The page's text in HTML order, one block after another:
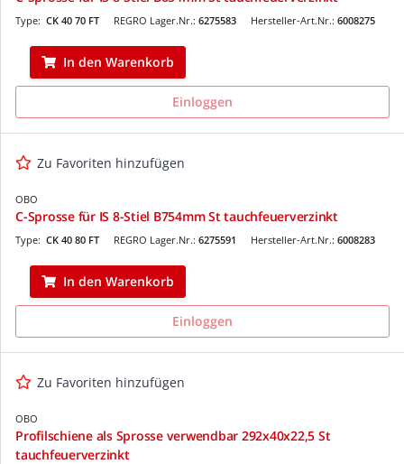
REGRO Lager.Nr.: 6275583
Type: CK 40 70 FT Hersteller-Art.Nr.: 6008275
In den Warenkorb
Einloggen
Zu Favoriten hinzufügen
OBO
C-Sprosse für IS 8-Stiel B754mm St tauchfeuerverzinkt
REGRO Lager.Nr.: 6275591
Type: CK 40 80 FT Hersteller-Art.Nr.: 6008283
In den Warenkorb
Einloggen
Zu Favoriten hinzufügen
OBO
Profilschiene als Sprosse verwendbar 292x40x22,5 St
tauchfeuerverzinkt